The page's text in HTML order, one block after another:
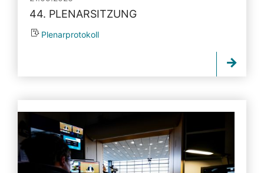
44. PLENARSITZUNG
Plenarprotokoll